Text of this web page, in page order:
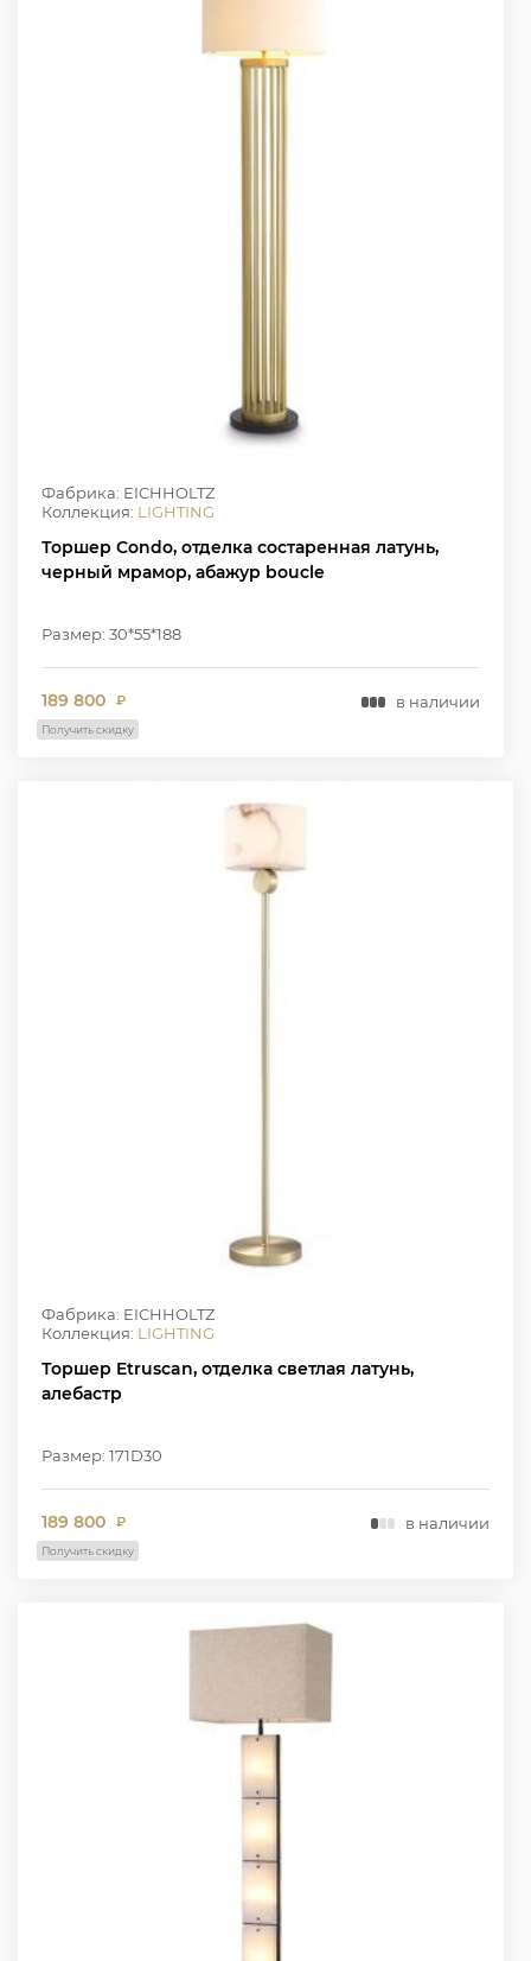
Фабрика: EICHHOLTZ
Коллекция: LIGHTING
Торшер Condo, отделка состаренная латунь,
черный мрамор, абажур boucle
Размер: 30*55*188
189 800 ₽ в наличии
Получить скидку
Фабрика: EICHHOLTZ
Коллекция: LIGHTING
Торшер Etruscan, отделка светлая латунь,
алебастр
Размер: 171D30
189 800 ₽ в наличии
Получить скидку